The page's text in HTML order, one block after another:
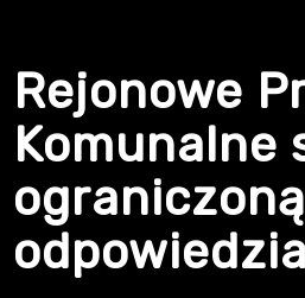
Rejonowe
Komunalne
ograniczoną